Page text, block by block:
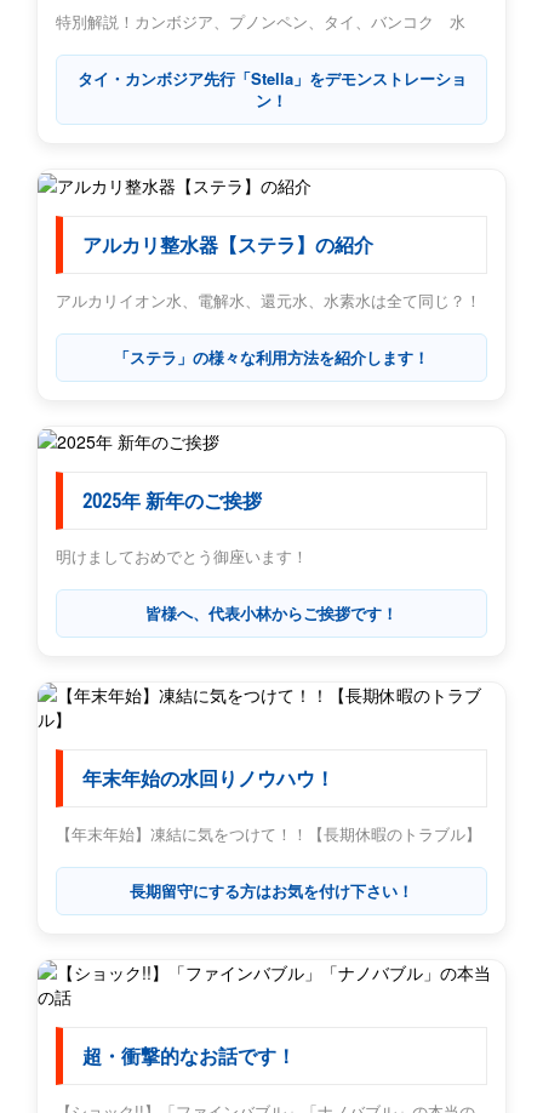
特別解説！カンボジア、プノンペン、タイ、バンコク 水
タイ・カンボジア先行「Stella」をデモンストレーショ
ン！
アルカリ整水器【ステラ】の紹介
アルカリイオン水、電解水、還元水、水素水は全て同じ？！
「ステラ」の様々な利用方法を紹介します！
2025年 新年のご挨拶
明けましておめでとう御座います！
皆様へ、代表小林からご挨拶です！
年末年始の水回りノウハウ！
【年末年始】凍結に気をつけて！！【長期休暇のトラブル】
長期留守にする方はお気を付け下さい！
超・衝撃的なお話です！